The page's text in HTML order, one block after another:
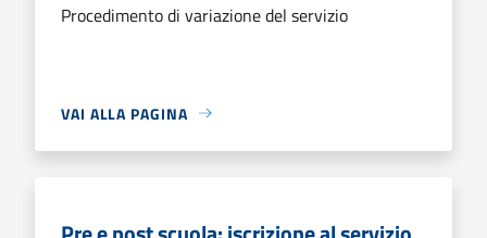
Procedimento di variazione del servizio
VAI ALLA PAGINA